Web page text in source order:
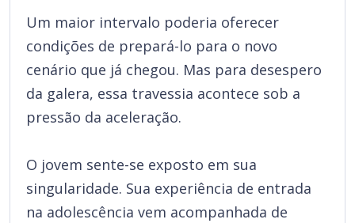
Um maior intervalo poderia oferecer
condições de prepará-lo para o novo
cenário que já chegou. Mas para desespero
da galera, essa travessia acontece sob a
pressão da aceleração.
O jovem sente-se exposto em sua
singularidade. Sua experiência de entrada
na adolescência vem acompanhada de